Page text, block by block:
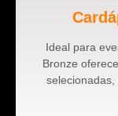
Ideal para
Bronze